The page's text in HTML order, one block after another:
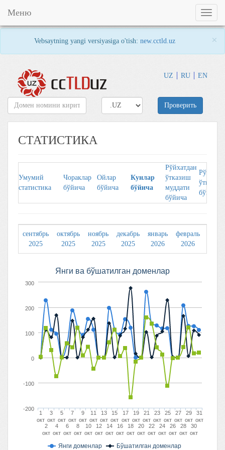
Vebsaytning yangi versiyasiga o'tish: new.cctld.uz ×
UZ RU EN
Toggle
Меню
Проверить
СТАТИСТИКА
Умумий
стaтистикa
Чорaклaр
бўйичa
Ойлaр
бўйичa
Кунлaр
бўйичa
Рўйхатдан
ўтказиш
муддати
бўйича
бўйичa
сентябрь
2025
октябрь
2025
ноябрь
2025
декабрь
2025
январь
2026
февраль
2026
Янги вa бўшaтилгaн доменлaр
Янги доменлар
Бўшaтилгaн доменлар
1
окт
2
окт
3
окт
4
окт
5
окт
6
окт
7
окт
8
окт
9
окт
10
окт
11
окт
12
окт
13
окт
14
окт
15
окт
16
окт
17
окт
18
окт
19
окт
20
окт
21
окт
22
окт
23
окт
24
окт
25
окт
26
окт
27
окт
28
окт
29
окт
30
окт
31
окт
-200
-100
0
100
200
300